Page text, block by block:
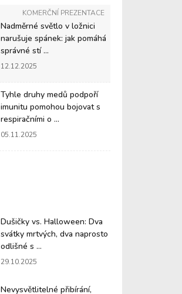
KOMERČNÍ PREZENTACE
Nadměrné světlo v ložnici
narušuje spánek: jak pomáhá
správné stí ...
12.12.2025
Tyhle druhy medů podpoří
imunitu pomohou bojovat s
respiračními o ...
05.11.2025
Dušičky vs. Halloween: Dva
svátky mrtvých, dva naprosto
odlišné s ...
29.10.2025
Nevysvětlitelné přibírání,